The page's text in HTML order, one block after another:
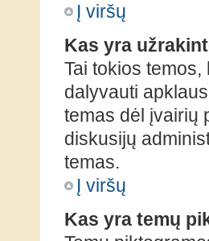
Į viršų
Kas yra
Tai tokios
dalyvauti
temas dėl įvairių
diskusijų
temas.
Į viršų
Kas yra temų